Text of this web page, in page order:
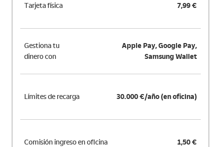
Tarjeta física 7,99 €
Gestiona tu
dinero con
Apple Pay, Google Pay,
Samsung Wallet
Límites de recarga 30.000 €/año (en oficina)
Comisión ingreso en oficina 1,50 €